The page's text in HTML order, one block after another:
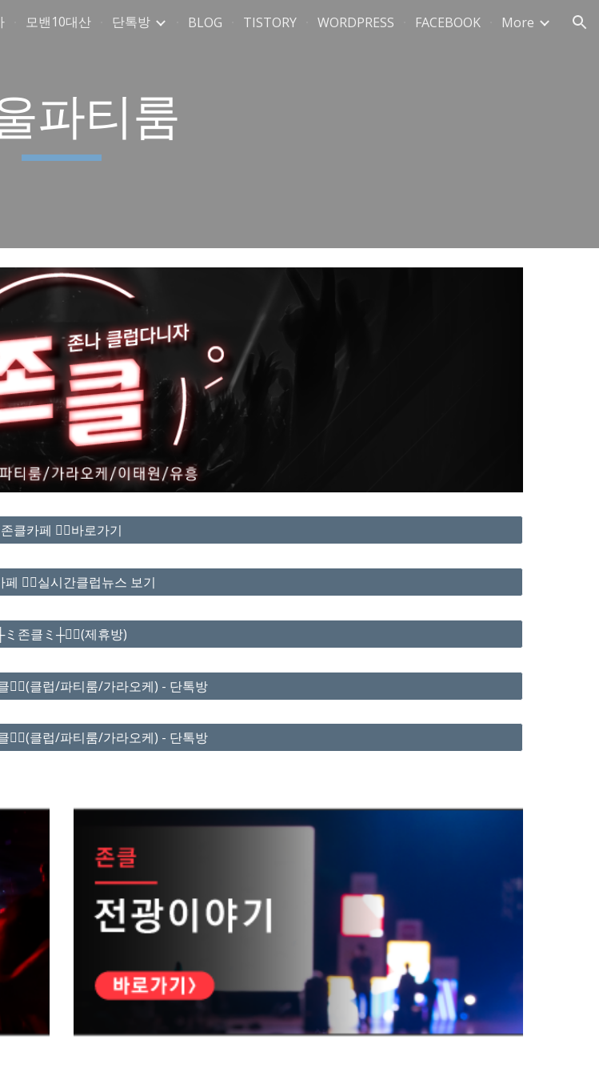
Skip to navigation
모밴10대산 단톡방 BLOG TISTORY WORDPRESS FACEBOOK More
파티룸
존클카페 ❤️‍🔥바로가기
페 ❤️‍🔥실시간클럽뉴스 보기
ミ존클ミ┼❤️‍🔥(제휴방)
❤️‍🔥(클럽/파티룸/가라오케) - 단톡방
❤️‍🔥(클럽/파티룸/가라오케) - 단톡방